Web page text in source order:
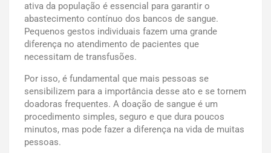
ativa da população é essencial para garantir o
abastecimento contínuo dos bancos de sangue.
Pequenos gestos individuais fazem uma grande
diferença no atendimento de pacientes que
necessitam de transfusões.
Por isso, é fundamental que mais pessoas se
sensibilizem para a importância desse ato e se tornem
doadoras frequentes. A doação de sangue é um
procedimento simples, seguro e que dura poucos
minutos, mas pode fazer a diferença na vida de muitas
pessoas.